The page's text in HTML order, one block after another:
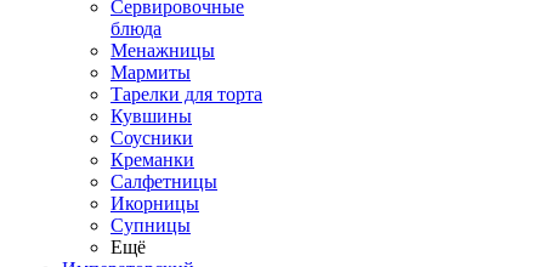
Сервировочные
блюда
Менажницы
Мармиты
Тарелки для торта
Кувшины
Соусники
Креманки
Салфетницы
Икорницы
Супницы
Ещё